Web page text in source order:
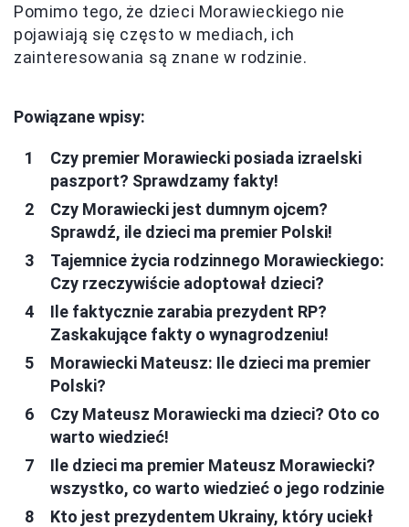
Pomimo tego, że dzieci Morawieckiego nie
pojawiają się często w mediach, ich
zainteresowania są znane w rodzinie.
Powiązane wpisy:
Czy premier Morawiecki posiada izraelski
paszport? Sprawdzamy fakty!
Czy Morawiecki jest dumnym ojcem?
Sprawdź, ile dzieci ma premier Polski!
Tajemnice życia rodzinnego Morawieckiego:
Czy rzeczywiście adoptował dzieci?
Ile faktycznie zarabia prezydent RP?
Zaskakujące fakty o wynagrodzeniu!
Morawiecki Mateusz: Ile dzieci ma premier
Polski?
Czy Mateusz Morawiecki ma dzieci? Oto co
warto wiedzieć!
Ile dzieci ma premier Mateusz Morawiecki?
wszystko, co warto wiedzieć o jego rodzinie
Kto jest prezydentem Ukrainy, który uciekł